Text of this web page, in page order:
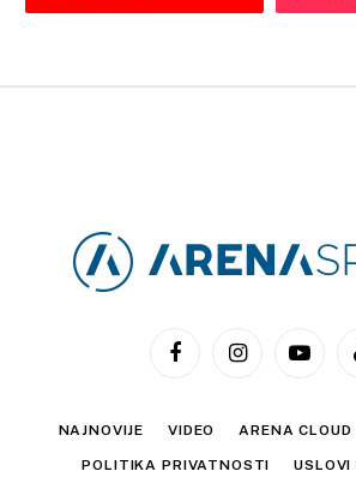
FacebookInstagram
NAJNOVIJE VIDEO ARENA CLOUD
POLITIKA PRIVATNOSTI USLOVI